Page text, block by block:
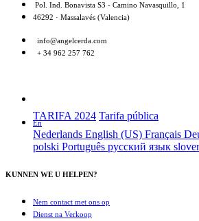
Pol. Ind. Bonavista S3 - Camino Navasquillo, 1
46292 · Massalavés (Valencia)
info@angelcerda.com
+ 34 962 257 762
TARIFA 2024 Tarifa pública
En
Nederlands English (US) Français
polski Português русский язык
KUNNEN WE U HELPEN?
Nem contact met ons op
Dienst na Verkoop